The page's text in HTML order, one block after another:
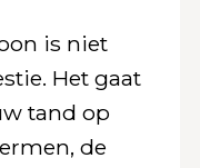
is niet
Het gaat
tand op
de